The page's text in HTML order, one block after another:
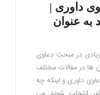
داوری |
به عنوان
در مبحث دعاوی
ها در مقالات مختلف
داوری و اینکه چه